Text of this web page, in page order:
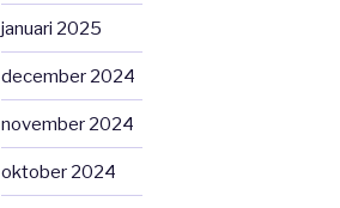
januari 2025
december 2024
november 2024
oktober 2024